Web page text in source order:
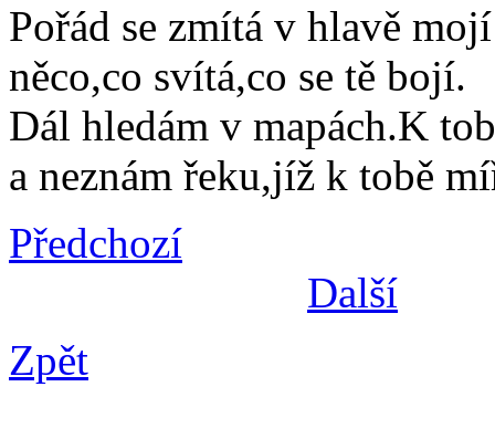
Pořád se zmítá v hlavě mojí
něco,co svítá,co se tě bojí.
Dál hledám v mapách.K
a neznám řeku,jíž k tobě
Předchozí
Další
Zpět